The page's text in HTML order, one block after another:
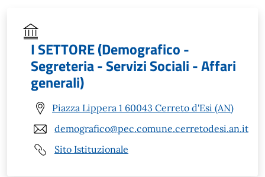
I SETTORE (Demografico -
Segreteria - Servizi Sociali - Affari
generali)
Piazza Lippera 1 60043 Cerreto d'Esi (AN)
demografico@pec.comune.cerretodesi.an.it
Sito Istituzionale